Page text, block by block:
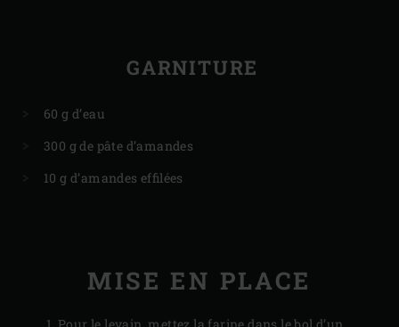
GARNITURE
60 g d’eau
300 g de pâte d’amandes
10 g d’amandes effilées
MISE EN PLACE